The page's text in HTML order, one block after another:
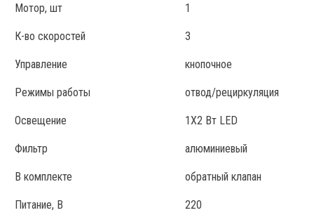
Мотор, шт 1
К-во скоростей 3
Управление кнопочное
Режимы работы отвод/рециркуляция
Освещение 1Х2 Вт LED
Фильтр алюминиевый
В комплекте обратный клапан
Питание, В 220